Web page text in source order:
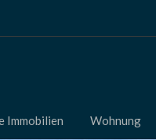
Immobilien Wohnung